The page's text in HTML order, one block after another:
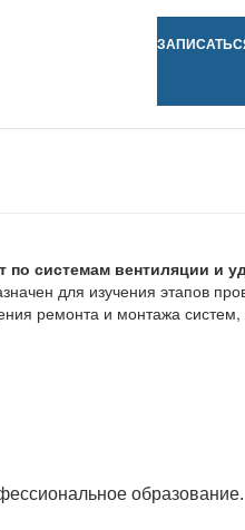
по системам вентиляции и
для изучения этапов
ремонта и монтажа
образование.